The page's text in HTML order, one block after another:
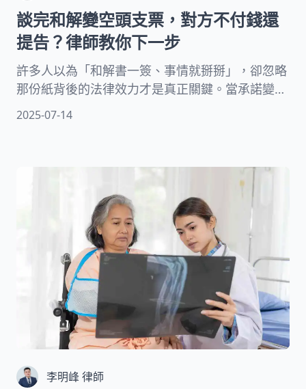
談完和解變空頭支票，對方不付錢還
提告？律師教你下一步
許多人以為「和解書一簽、事情就掰掰」，卻忽略
那份紙背後的法律效力才是真正關鍵。當承諾變成
空頭支票，債權人能不能再提告？能不能強制執
這場仗、找誰來助攻，才能把討債變得有力、有效
2025-07-14
李明峰 律師